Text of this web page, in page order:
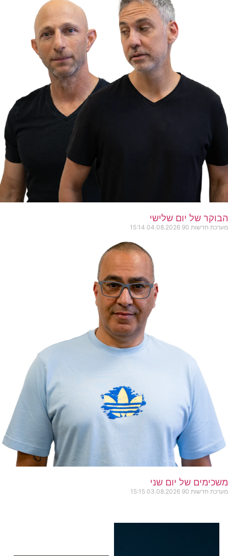
הבוקר של יום שלישי
מערכת חדשות 90 04.08.2026
15:14
משכימים של יום שני
מערכת חדשות 90 03.08.2026
15:15